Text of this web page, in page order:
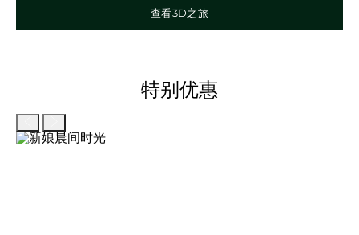
查看3D之旅
特别优惠
上一页下一页